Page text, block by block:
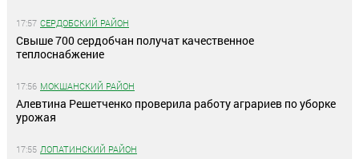
17:57 СЕРДОБСКИЙ РАЙОН
Свыше 700 сердобчан получат качественное
теплоснабжение
17:56 МОКШАНСКИЙ РАЙОН
Алевтина Решетченко проверила работу аграриев по уборке
урожая
17:55 ЛОПАТИНСКИЙ РАЙОН